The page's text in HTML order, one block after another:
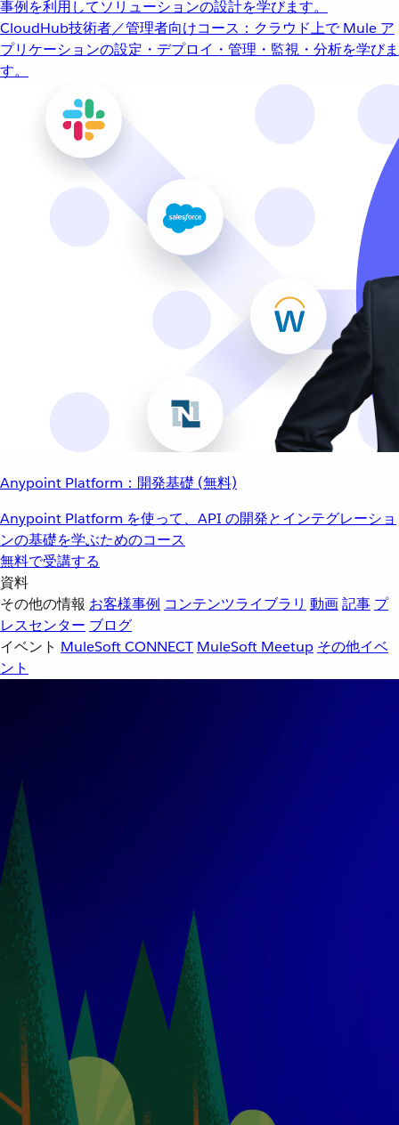
事例を利用してソリューションの設計を学びます。
CloudHub技術者／管理者向けコース：クラウド上で Mule ア
プリケーションの設定・デプロイ・管理・監視・分析を学びま
す。
Anypoint Platform：開発基礎 (無料)
Anypoint Platform を使って、API の開発とインテグレーショ
ンの基礎を学ぶためのコース
無料で受講する
資料
その他の情報 お客様事例 コンテンツライブラリ 動画記事 プ
レスセンター ブログ
イベント MuleSoft CONNECT MuleSoft Meetup その他イベ
ント